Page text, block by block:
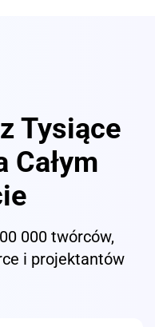
Tysiące
Całym
000 twórców,
i projektantów